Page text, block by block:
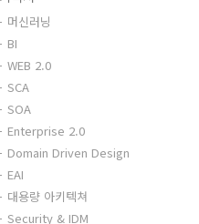
머신러닝
BI
WEB 2.0
SCA
SOA
Enterprise 2.0
Domain Driven Design
EAI
대용량 아키텍쳐
Security & IDM